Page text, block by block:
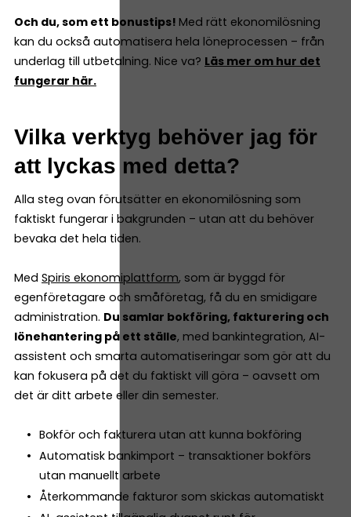
Och du, som ett bonustips! Med rätt ekonomilösning
kan du också automatisera hela löneprocessen – från
underlag till utbetalning. Nice va? Läs mer om hur det
fungerar här.
Vilka verktyg behöver jag för
att lyckas med detta?
Alla steg ovan förutsätter en ekonomilösning som
faktiskt fungerar i bakgrunden – utan att du behöver
bevaka det hela tiden.
Med Spiris ekonomiplattform, som är byggd för
egenföretagare och småföretag, få du en smidigare
administration. Du samlar bokföring, fakturering och
lönehantering på ett ställe, med bankintegration, AI-
assistent och smarta automatiseringar som gör att du
kan fokusera på det du faktiskt vill göra – oavsett om
det är ditt arbete eller din semester.
Bokför och fakturera utan att kunna bokföring
Automatisk bankimport – transaktioner bokförs
utan manuellt arbete
Återkommande fakturor som skickas automatiskt